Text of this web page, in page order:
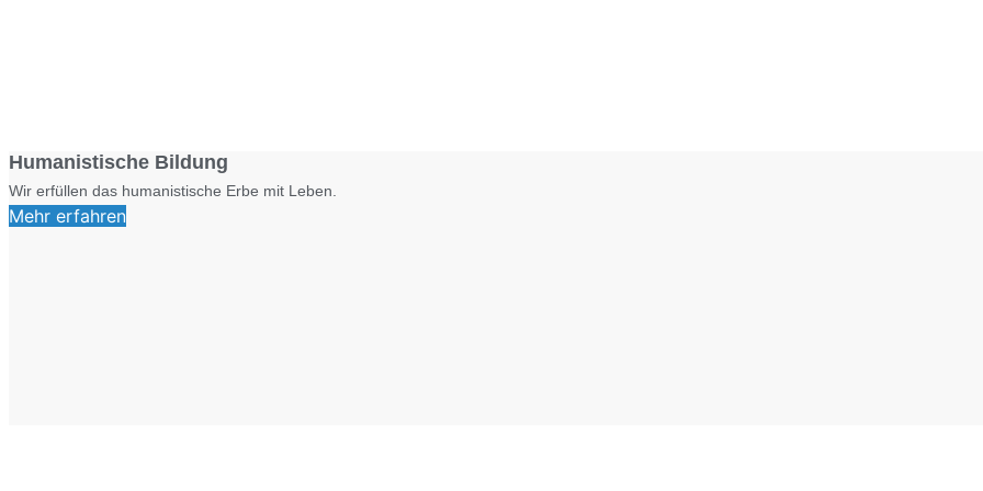
Humanistische Bildung
Wir erfüllen das humanistische Erbe mit Leben.
Mehr erfahren